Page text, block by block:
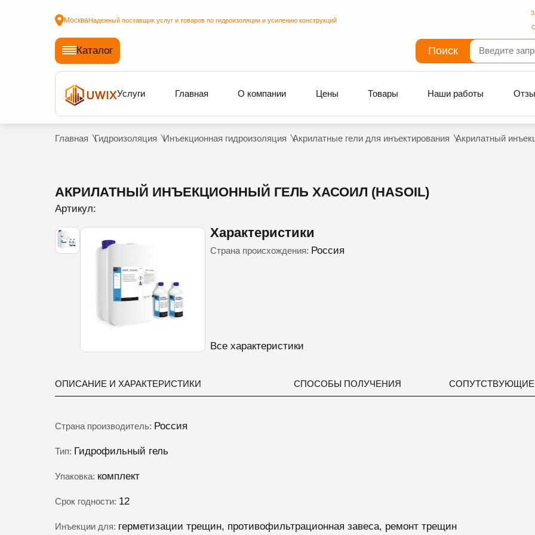
МоскваНадежный поставщик услуг и товаров по гидроизоляции и усилению конструкций
Каталог Поиск
Услуги Главная О компании Цены Товары Наши работы
Главная Гидроизоляция Инъекционная гидроизоляция Акрилатные гели для инъектирования Акрилатный
АКРИЛАТНЫЙ ИНЪЕКЦИОННЫЙ ГЕЛЬ ХАСОИЛ (HASOIL)
Артикул:
Характеристики
Страна происхождения: Россия
Все характеристики
ОПИСАНИЕ И ХАРАКТЕРИСТИКИ СПОСОБЫ ПОЛУЧЕНИЯ
Страна производитель: Россия
Тип: Гидрофильный гель
Упаковка: комплект
Срок годности: 12
Инъекции для: герметизации трещин, противофильтрационная завеса, ремонт трещин